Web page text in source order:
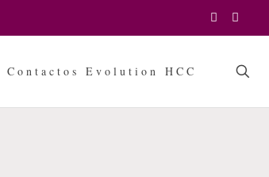
Contactos Evolution HCC